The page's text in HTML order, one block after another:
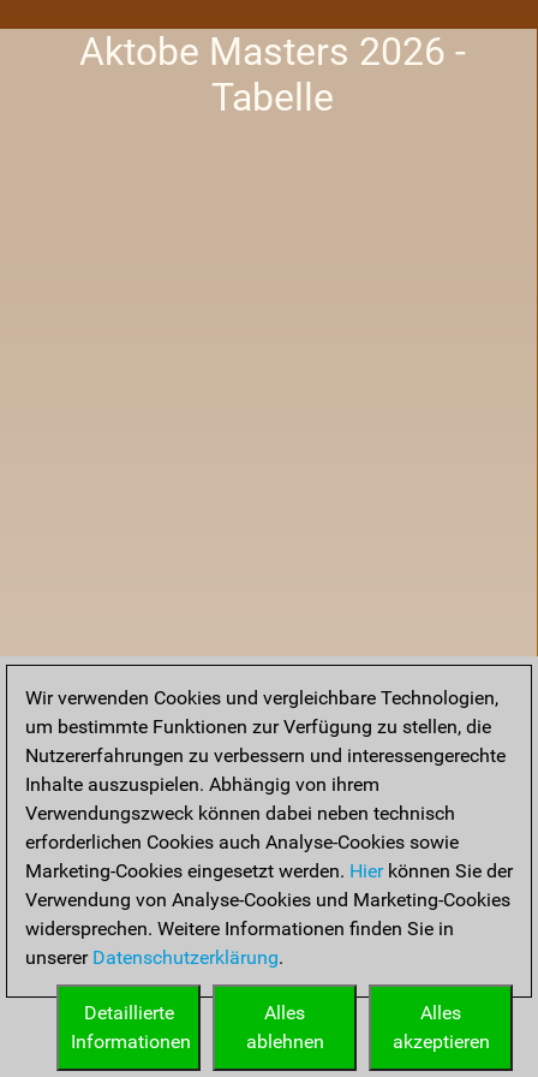
Aktobe Masters 2026 -
Tabelle
Startseite
Wir verwenden Cookies und vergleichbare Technologien,
um bestimmte Funktionen zur Verfügung zu stellen, die
Nutzererfahrungen zu verbessern und interessengerechte
Inhalte auszuspielen. Abhängig von ihrem
Verwendungszweck können dabei neben technisch
erforderlichen Cookies auch Analyse-Cookies sowie
Marketing-Cookies eingesetzt werden. Hierkönnen Sie der
Verwendung von Analyse-Cookies und Marketing-Cookies
widersprechen. Weitere Informationen finden Sie in
unserer Datenschutzerklärung.
Alles
akzeptieren
Alles
ablehnen
Detaillierte
Informationen